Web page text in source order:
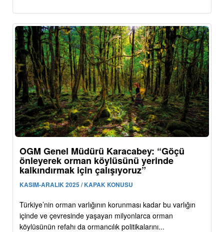
OGM Genel Müdürü Karacabey: “Göçü
önleyerek orman köylüsünü yerinde
kalkındırmak için çalışıyoruz”
KASIM-ARALIK 2025 / KAPAK KONUSU
Türkiye’nin orman varlığının korunması kadar bu varlığın
içinde ve çevresinde yaşayan milyonlarca orman
köylüsünün refahı da ormancılık politikalarını...